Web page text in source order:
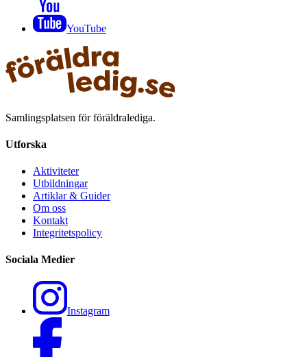
YouTube
Samlingsplatsen för föräldralediga.
Utforska
Aktiviteter
Utbildningar
Artiklar & Guider
Om oss
Kontakt
Integritetspolicy
Sociala Medier
Instagram